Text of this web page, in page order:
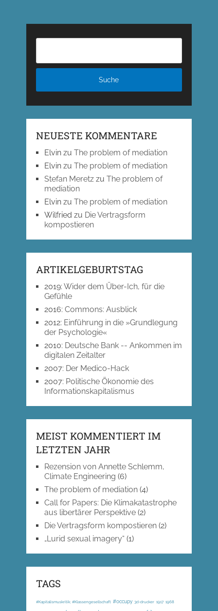
NEUESTE KOMMENTARE
Elvinzu The problem of mediation
Elvinzu The problem of mediation
Stefan Meretzzu The problem of
mediation
Elvinzu The problem of mediation
Wilfried zu Die Vertragsform
kompostieren
ARTIKELGEBURTSTAG
2019: Wider dem Über-Ich, für die
Gefühle
2016: Commons: Ausblick
2012: Einführung in die »Grundlegung
der Psychologie«
2010: Deutsche Bank -- Ankommen im
digitalen Zeitalter
2007: Der Medico-Hack
2007: Politische Ökonomie des
Informationskapitalismus
MEIST KOMMENTIERT IM
LETZTEN JAHR
Rezension von Annette Schlemm,
Climate Engineering (6)
The problem of mediation(4)
Call for Papers: Die Klimakatastrophe
aus libertärer Perspektive(2)
Die Vertragsform kompostieren(2)
„Lurid sexual imagery“ (1)
TAGS
#Kapitalismuskritik; #Klassengesellschaft #occupy 3d-drucker 1917 1968